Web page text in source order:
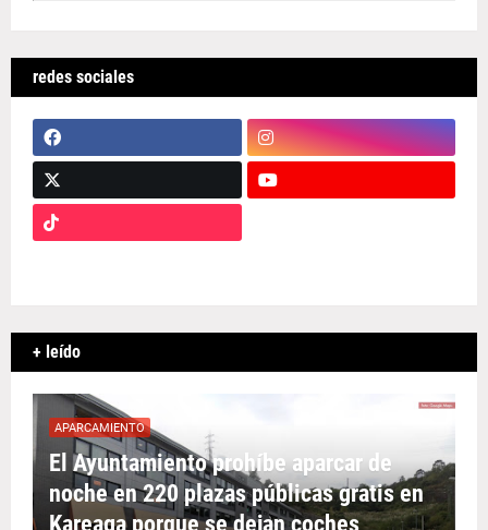
redes sociales
+ leído
APARCAMIENTO
El Ayuntamiento prohíbe aparcar de
noche en 220 plazas públicas gratis en
Kareaga porque se dejan coches